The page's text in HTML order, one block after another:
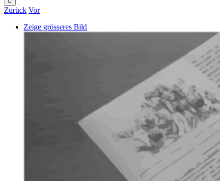
Zurück Vor
Zeige grösseres Bild